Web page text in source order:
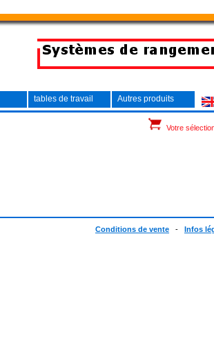
tables de travail Autres produits
Votre
Conditions de vente - Infos